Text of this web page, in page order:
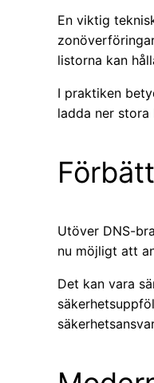
En viktig
listorna kan
I praktiken
ladda ner
Utöver DNS-
nu möjligt att
Det kan vara